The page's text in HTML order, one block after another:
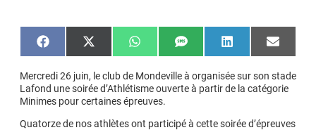
Share
on
Share
on
(Twitter)
Share
on
Share
on
Share
on
Share
on
Mercredi 26 juin, le club de Mondeville à organisée sur son stade
Lafond une soirée d’Athlétisme ouverte à partir de la catégorie
Minimes pour certaines épreuves.
Quatorze de nos athlètes ont participé à cette soirée d’épreuves